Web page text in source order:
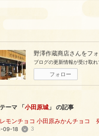
野澤作蔵商店さんをフ
ブログの更新情報が受け取
フォロー
ーマ 「小田原城 」 の記事
モンチョコ 小田原みかんチョコ
09-18 3